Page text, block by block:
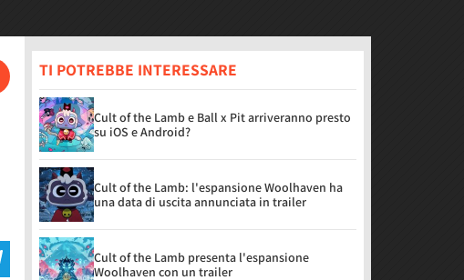
TI POTREBBE INTERESSARE
Cult of the Lamb e Ball x Pit arriveranno presto
su iOS e Android?
Cult of the Lamb: l'espansione Woolhaven ha
una data di uscita annunciata in trailer
Cult of the Lamb presenta l'espansione
Woolhaven con un trailer